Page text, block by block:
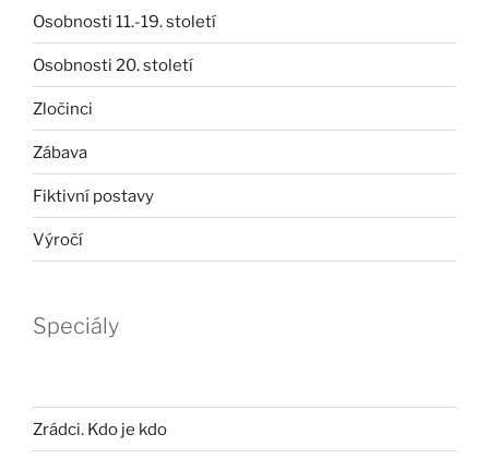
Osobnosti 11.-19. století
Osobnosti 20. století
Zločinci
Zábava
Fiktivní postavy
Výročí
Speciály
Zrádci. Kdo je kdo